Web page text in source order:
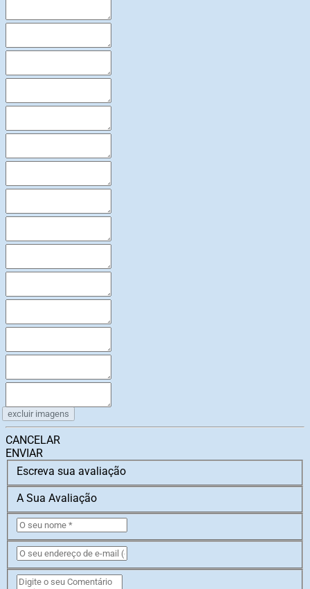
excluir imagens
CANCELAR
ENVIAR
Escreva sua avaliação
A Sua Avaliação